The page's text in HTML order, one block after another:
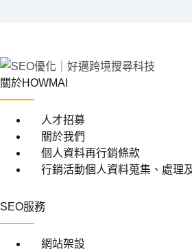
關於HOWMAI
人才招募
關於我們
個人資料再行銷條款
行銷活動個人資料蒐集、處理
SEO服務
網站架設